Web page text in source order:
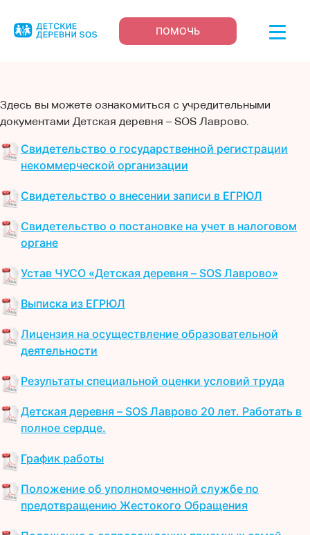
ПОМОЧЬ
Здесь вы можете ознакомиться с учредительными
документами Детская деревня – SOS Лаврово.
Свидетельство о государственной регистрации
некоммерческой организации
Свидетельство о внесении записи в ЕГРЮЛ
Свидетельство о постановке на учет в налоговом
органе
Устав ЧУСО «Детская деревня – SOS Лаврово»
Выписка из ЕГРЮЛ
Лицензия на осуществление образовательной
деятельности
Результаты специальной оценки условий труда
Детская деревня – SOS Лаврово 20 лет. Работать в
полное сердце.
График работы
Положение об уполномоченной службе по
предотвращению Жестокого Обращения